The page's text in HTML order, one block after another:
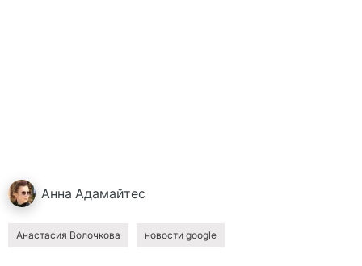
Анна Адамайтес
Анастасия Волочкова новости goоgle